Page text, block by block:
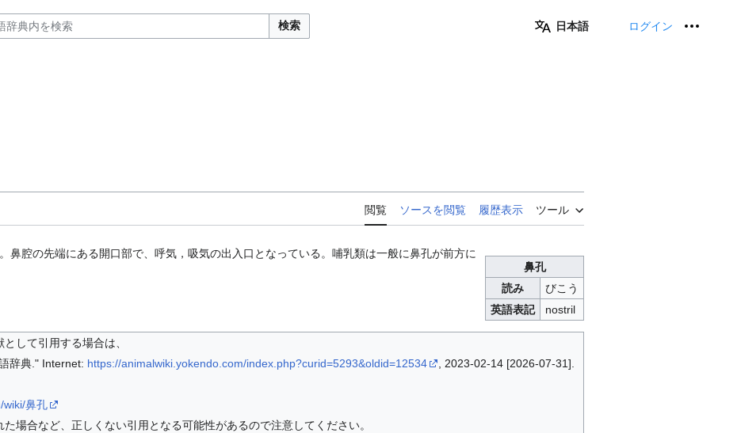
検索 日本語 ログイン
閲覧 ソースを閲覧 履歴表示 ツール
鼻孔
読み
びこう
英語表記
nostril
鼻腔の先端にある開口部で、呼気，吸気の出入口となっている。哺乳類は一般に鼻孔が前方に
して引用する場合は、
辞典." Internet: https://animalwiki.yokendo.com/index.php?curid=5293&oldid=12534
, 2023-02-14 [2026-07-31].
wiki/鼻孔
場合など、正しくない引用となる可能性があるので注意してください。